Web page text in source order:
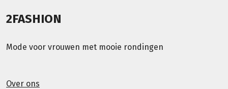
2FASHION
Mode voor vrouwen met mooie rondingen
Over ons